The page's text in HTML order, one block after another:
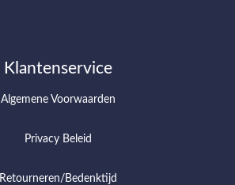
Klantenservice
Algemene Voorwaarden
Privacy Beleid
Retourneren/Bedenktijd